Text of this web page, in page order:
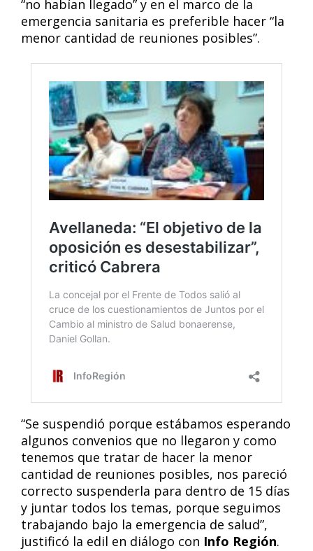
“no habían llegado” y en el marco de la
emergencia sanitaria es preferible hacer “la
menor cantidad de reuniones posibles”.
“Se suspendió porque estábamos esperando
algunos convenios que no llegaron y como
tenemos que tratar de hacer la menor
cantidad de reuniones posibles, nos pareció
correcto suspenderla para dentro de 15 días
y juntar todos los temas, porque seguimos
trabajando bajo la emergencia de salud”,
justificó la edil en diálogo con Info Región.